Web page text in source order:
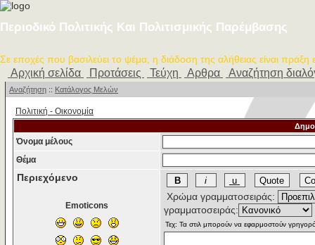
Περιοδικό Πολιτικής Και Πολιτισμικής Παρέμβασης
Σε εποχές που βασιλεύει το ψέμα, η διάδοση της αλήθειας είναι πράξη
Αρχική σελίδα Προτάσεις Τεύχη Αρθρα Αναζήτηση
Αναζήτηση :: Κατάλογος Μελών
Πολιτική - Oικονομία
Όνομα μέλους
Θέμα
Περιεχόμενο
Emoticons
Χρώμα γραμματοσειράς:
γραμματοσειράς: